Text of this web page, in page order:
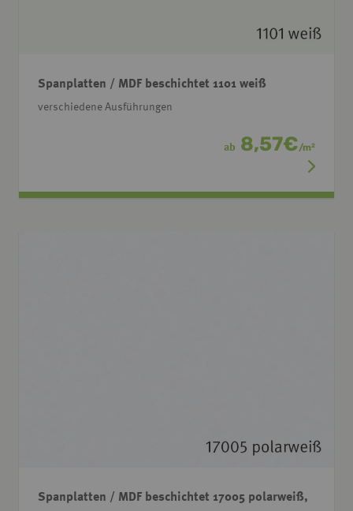
Spanplatten / MDF beschichtet 1101 weiß
verschiedene Ausführungen
ab 8,57€/m2
Spanplatten / MDF beschichtet 17005 polarweiß,